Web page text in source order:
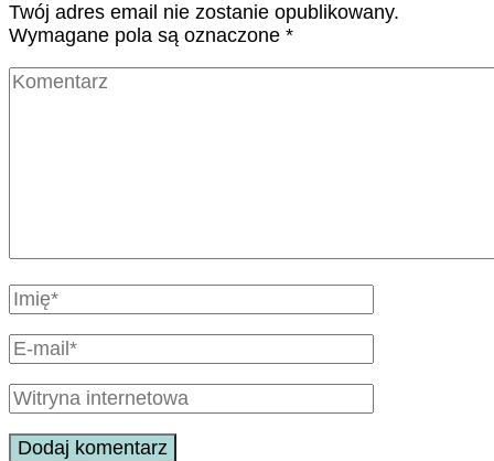
Twój adres email nie zostanie opublikowany.
Wymagane pola są oznaczone *